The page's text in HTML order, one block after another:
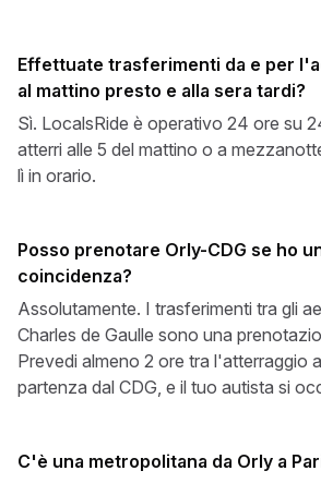
Effettuate trasferimenti da e per
al mattino presto e alla sera tardi?
Sì. LocalsRide è operativo 24 ore su
atterri alle 5 del mattino o a
lì in orario.
Posso prenotare Orly-CDG se ho
coincidenza?
Assolutamente. I trasferimenti tra gli
Charles de Gaulle sono una
Prevedi almeno 2 ore tra l'atterraggio
partenza dal CDG, e il tuo autista si
C'è una metropolitana da Orly a